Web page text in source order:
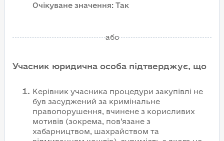
Очікуване значення: Так
або
Учасник юридична особа підтверджує, що
Керівник учасника процедури закупівлі не
був засуджений за кримінальне
правопорушення, вчинене з корисливих
мотивів (зокрема, пов’язане з
хабарництвом, шахрайством та